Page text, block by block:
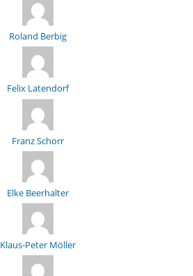
Roland Berbig
Felix Latendorf
Franz Schorr
Elke Beerhalter
Klaus-Peter Möller